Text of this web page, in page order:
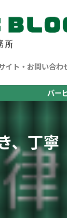
イト・お問い合わ
バーピー毎
、丁寧